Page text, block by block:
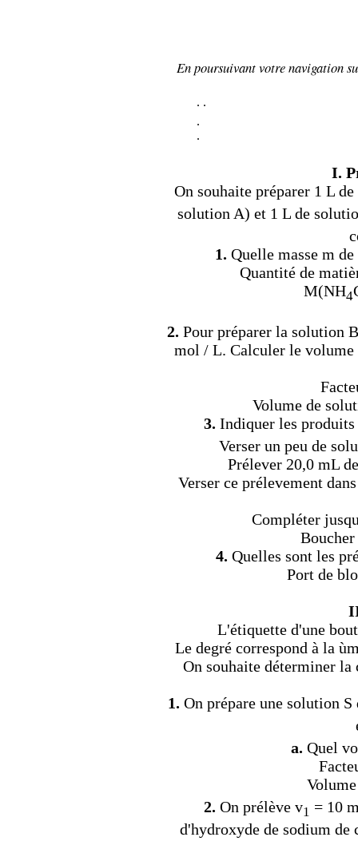
En poursuivant votre navigation
. .
.
.
I.
On souhaite préparer 1 L
solution A) et 1 L de
1. Quelle masse m
Quantité de
M(NH4
2. Pour préparer la solution
mol / L. Calculer le volume
Volume de
3. Indiquer les produits
Verser un peu de
Prélever 20,0 mL
Verser ce prélevement
Compléter
4. Quelles sont les
Port de
L'étiquette d'une
Le degré correspond à la
On souhaite déterminer la
1. On prépare une solution
a. Quel
2. On prélève v1 = 10
d'hydroxyde de sodium de